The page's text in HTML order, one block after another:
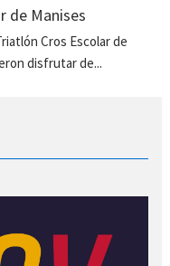
de Manises
Cros Escolar de
disfrutar de...